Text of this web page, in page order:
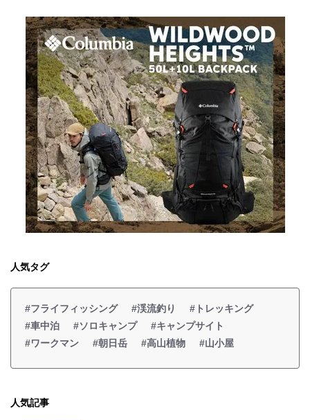
人気タグ
#フライフィッシング #渓流釣り
#トレッキング
#車中泊
#ソロキャンプ
#キャンプサイト
#ワークマン
#朝日岳 #高山植物 #山小屋
人気記事